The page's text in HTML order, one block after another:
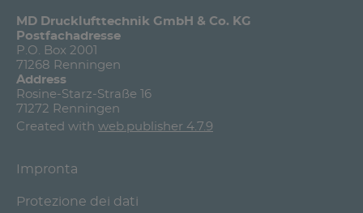
MD Drucklufttechnik GmbH & Co. KG
Postfachadresse
P.O. Box 2001
71268 Renningen
Address
Rosine-Starz-Straße 16
71272 Renningen
Created with web.publisher 4.7.9
Impronta
Protezione dei dati